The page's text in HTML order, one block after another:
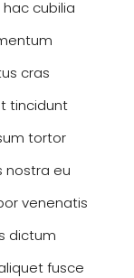
cubilia
cras
tincidunt
tortor
nostra eu
venenatis
dictum
fusce